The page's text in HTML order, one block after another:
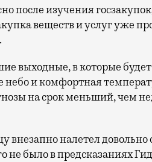
после изучения
веществ и услуг уже
выходные, в которые
и комфортная
на срок меньший, чем
внезапно налетел
не было в предсказаниях